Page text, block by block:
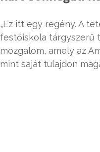
„Ez itt egy regény. A
festőiskola tárgyszerű
mozgalom, amely az
mint saját tulajdon